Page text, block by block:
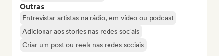
Outras
Entrevistar artistas na rádio, em vídeo ou podcast
Adicionar aos stories nas redes sociais
Criar um post ou reels nas redes sociais